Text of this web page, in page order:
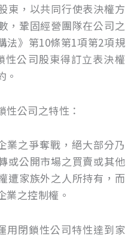
東，以共同行使表決權方
，鞏固經營團隊在公司之
法》第10條第1項第2項規
性公司股東得訂立表決權
。
公司之特性：
之爭奪戰，絕大部分乃
或公開市場之買賣或其他
遭家族外之人所持有，而
業之控制權。
閉鎖性公司特性達到家